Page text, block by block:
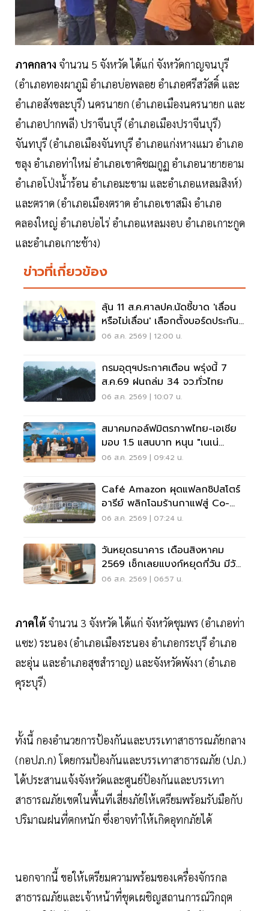
ภาคกลาง จำนวน 5 จังหวัด ได้แก่ จังหวัดกาญจนบุรี
(อำเภอทองผาภูมิ อำเภอบ่อพลอย อำเภอศรีสวัสดิ์ และ
อำเภอสังขละบุรี) นครนายก (อำเภอเมืองนครนายก และ
อำเภอปากพลี) ปราจีนบุรี (อำเภอเมืองปราจีนบุรี)
จันทบุรี (อำเภอเมืองจันทบุรี อำเภอแก่งหางแมว อำเภอ
ขลุง อำเภอท่าใหม่ อำเภอเขาคิชฌกูฏ อำเภอนายายอาม
อำเภอโป่งน้ำร้อน อำเภอมะขาม และอำเภอแหลมสิงห์)
และตราด (อำเภอเมืองตราด อำเภอเขาสมิง อำเภอ
คลองใหญ่ อำเภอบ่อไร่ อำเภอแหลมงอบ อำเภอเกาะกูด
และอำเภอเกาะช้าง)
ข่าวที่เกี่ยวข้อง
ลุ้น 11 ส.ค.ศาลปค.นัดชี้ขาด 'เลื่อน
หรือไม่เลื่อน' เลือกตั้งบอร์ดประกัน
สังคม
06 ส.ค. 2569 | 12:00 น.
กรมอุตุฯประกาศเตือน พรุ่งนี้ 7
ส.ค.69 ฝนถล่ม 34 จว.ทั่วไทย
06 ส.ค. 2569 | 10:07 น.
สมาคมกอล์ฟมิตรภาพไทย-เอเชีย
มอบ 1.5 แสนบาท หนุน "เนเน่
รอยัล" ลุยเวทีที่สหรัฐ
06 ส.ค. 2569 | 09:42 น.
Café Amazon ผุดแฟลกชิปสโตร์
อารีย์ พลิกโฉมร้านกาแฟสู่ Co-
Working Space ครบวงจร
06 ส.ค. 2569 | 07:24 น.
วันหยุดธนาคาร เดือนสิงหาคม
2569 เช็กเลยแบงก์หยุดกี่วัน มีวัน
หยุดยาวไหม
06 ส.ค. 2569 | 06:57 น.
ภาคใต้จำนวน 3 จังหวัด ได้แก่ จังหวัดชุมพร (อำเภอท่า
แซะ) ระนอง (อำเภอเมืองระนอง อำเภอกระบุรี อำเภอ
ละอุ่น และอำเภอสุขสำราญ) และจังหวัดพังงา (อำเภอ
คุระบุรี)
ทั้งนี้ กองอำนวยการป้องกันและบรรเทาสาธารณภัยกลาง
(กอปภ.ก) โดยกรมป้องกันและบรรเทาสาธารณภัย (ปภ.)
ได้ประสานแจ้งจังหวัดและศูนย์ป้องกันและบรรเทา
สาธารณภัยเขตในพื้นทีเสี่ยงภัยให้เตรียมพร้อมรับมือกับ
ปริมาณฝนที่ตกหนัก ซึ่งอาจทำให้เกิดอุทกภัยได้
นอกจากนี้ ขอให้เตรียมความพร้อมของเครื่องจักรกล
สาธารณภัยและเจ้าหน้าที่ชุดเผชิญสถานการณ์วิกฤต